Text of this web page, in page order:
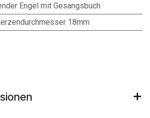
Engel mit Gesangsbuch
18mm